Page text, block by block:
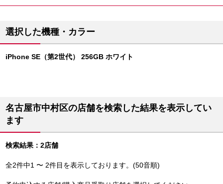
選択した機種・カラー
iPhone SE（第2世代） 256GB ホワイト
名古屋市中村区の店舗を検索した結果を表示してい
ます
検索結果：2店舗
全2件中1 〜 2件目を表示しております。(50音順)